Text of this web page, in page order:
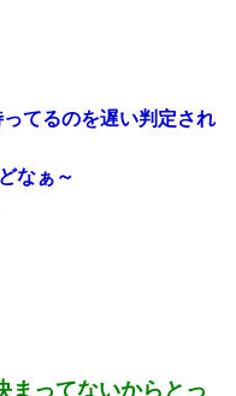
てるのを遅い判定され
なぁ～
まってないからとっ